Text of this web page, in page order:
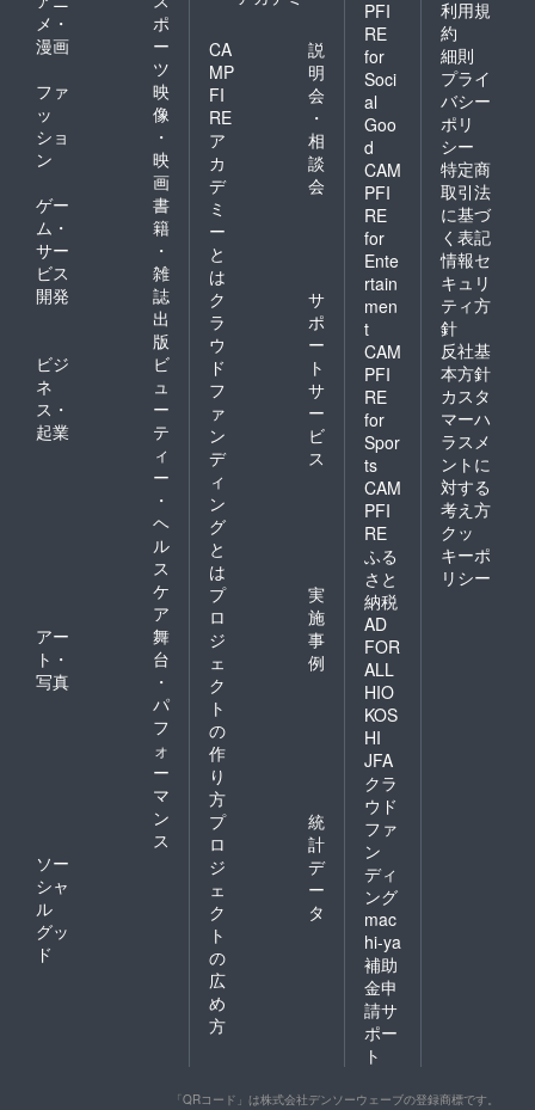
メ・
漫画
ポ
ー
ツ
ファ
ッ
ショ
ン
映
像
・
映
画
ゲー
ム・
サー
ビス
開発
書
籍
・
雑
誌
出
版
ビジ
ネ
ス・
起業
ビ
ュ
ー
テ
ィ
ー
・
ヘ
ル
ス
ケ
ア
アー
ト・
写真
舞
台
・
パ
フ
ォ
ー
マ
ン
ス
ソー
シャ
ル
グッ
ド
CA
MP
FI
RE
ア
カ
デ
ミ
ー
と
は
説
明
会
・
相
談
会
ク
ラ
ウ
ド
フ
ァ
ン
デ
ィ
ン
グ
と
は
サ
ポ
ー
ト
サ
ー
ビ
ス
プ
ロ
ジ
ェ
ク
ト
の
作
り
方
実
施
事
例
プ
ロ
ジ
ェ
ク
ト
の
広
め
方
統
計
デ
ー
タ
PFI
RE
for
Soci
al
Goo
d
CAM
PFI
RE
for
Ente
rtain
men
t
CAM
PFI
RE
for
Spor
ts
CAM
PFI
RE
ふる
さと
納税
AD
FOR
ALL
HIO
KOS
HI
JFA
クラ
ウド
ファ
ン
ディ
ング
mac
hi-ya
補助
金申
請サ
ポー
ト
利用規
約
細則
プライ
バシー
ポリ
シー
特定商
取引法
に基づ
く表記
情報セ
キュリ
ティ方
針
反社基
本方針
カスタ
マーハ
ラスメ
ントに
対する
考え方
クッ
キーポ
リシー
「QRコード」は株式会社デンソーウェーブの登録商標です。